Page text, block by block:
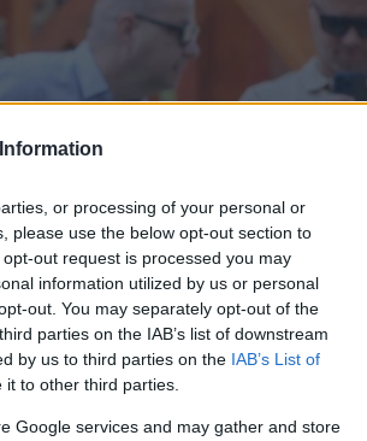
or processing of your personal or
please use the below opt-out section to
out request is processed you may
information utilized by us or personal
out. You may separately opt-out of the
parties on the IAB’s list of downstream
by us to third parties on the IAB’s List of
to other third parties.
Google services and may gather and store